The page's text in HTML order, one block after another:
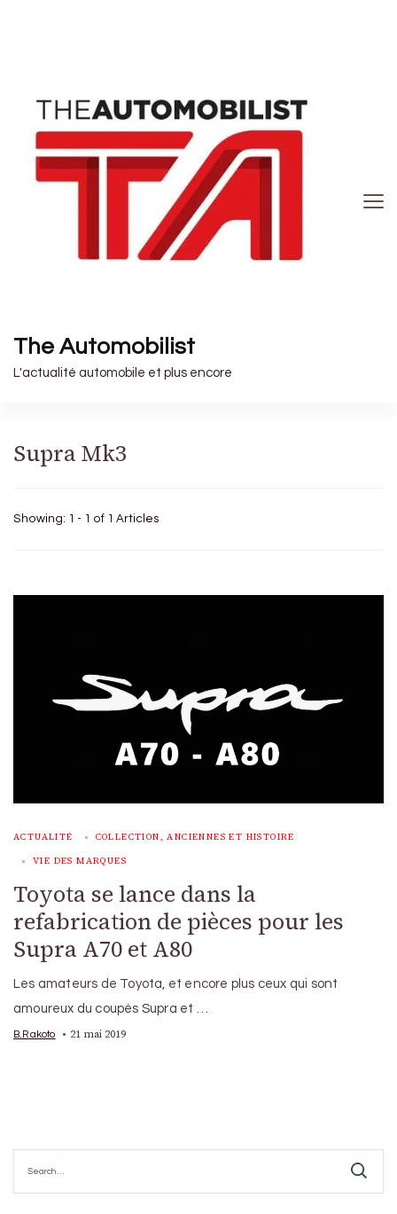
The Automobilist
L'actualité automobile et plus encore
Supra Mk3
Showing: 1 - 1 of 1 Articles
ACTUALITÉ COLLECTION, ANCIENNES ET HISTOIRE
VIE DES MARQUES
Toyota se lance dans la
refabrication de pièces pour les
Supra A70 et A80
Les amateurs de Toyota, et encore plus ceux qui sont
amoureux du coupés Supra et …
B.Rakoto 21 mai 2019
for: